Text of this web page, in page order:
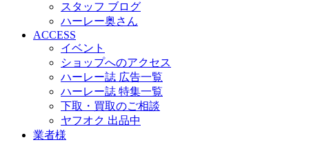
スタッフ ブログ
ハーレー奥さん
ACCESS
イベント
ショップへのアクセス
ハーレー誌 広告一覧
ハーレー誌 特集一覧
下取・買取のご相談
ヤフオク 出品中
業者様